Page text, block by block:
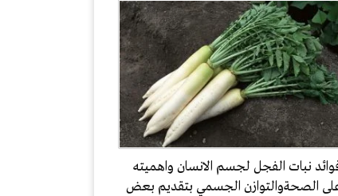
نبات الفجل لجسم الانسان واهميته
الصحةوالتوازن الجسمي بتقديم بعض